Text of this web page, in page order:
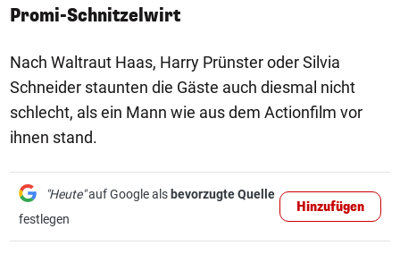
Promi-Schnitzelwirt
Nach Waltraut Haas, Harry Prünster oder Silvia
Schneider staunten die Gäste auch diesmal nicht
schlecht, als ein Mann wie aus dem Actionfilm vor
ihnen stand.
"Heute"auf Google als bevorzugte Quelle
festlegen
Hinzufügen